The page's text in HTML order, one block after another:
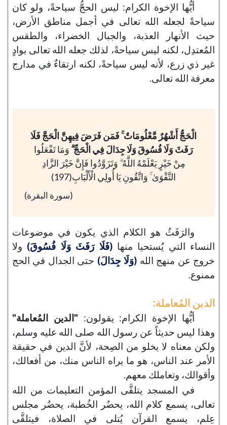
أيُّها الإخوة الكرام: ليس الحجُّ سياحةً، ولو كان
سياحةً لجعله الله تعالى في أجمل مناطق الأرض،
حيث الأنهار العذبة، والجبال الخضراء، والطقس
المُعتدِل، لكنه ليس سياحةً، لذلك جعله الله تعالى بوادٍ
غير ذي زرع، لأنه ليس سياحةً، لكنه ارتقاءٌ في مدارج
معرفة الله تعالى.
الْحَجُّ أَشْهُرٌ مَّعْلُومَاتٌ ۚ فَمَن فَرَضَ فِيهِنَّ الْحَجَّ فَلَا
رَفَثَ وَلَا فُسُوقَ وَلَا جِدَالَ فِي الْحَجِّ ۗ وَمَا تَفْعَلُوا
مِنْ خَيْرٍ يَعْلَمْهُ اللَّهُ ۗ وَتَزَوَّدُوا فَإِنَّ خَيْرَ الزَّادِ
التَّقْوَىٰ ۚ وَاتَّقُونِ يَا أُولِي الْأَلْبَابِ(197)
(سورة البقرة)
والرَفَثُ هو الكلام الذي يكون في موضوعات
النساء التي يُستحيا منها(فَلَا رَفَثَ وَلَا فُسُوقَ) ولا
خروج عن منهج الله (وَلَا جِدَالَ) حتى الجدال في الحج
ممنوع.
الدين المُعاملة:
أيُّها الإخوة الكرام: يقولون: "الدين المُعاملة"
وهذا ليس حديثاً عن رسول الله صلى الله عليه وسلم،
ولكن معناه لا يخلو من الصِحة، لأنَّ الدين في حقيقة
الأمر عند الناس، هو ما يراه الناس منك، من أفعالك،
وأقوالك، وتعاملك معهم.
في المسجد يتلقَّى المؤمن التعليمات من الله
تعالى، يسمع كلام الله، يحضُر الخُطبة، يحضُر مجلس
عِلم، يسمع القرآن يُتلى في الصلاة، فيتلقَّى